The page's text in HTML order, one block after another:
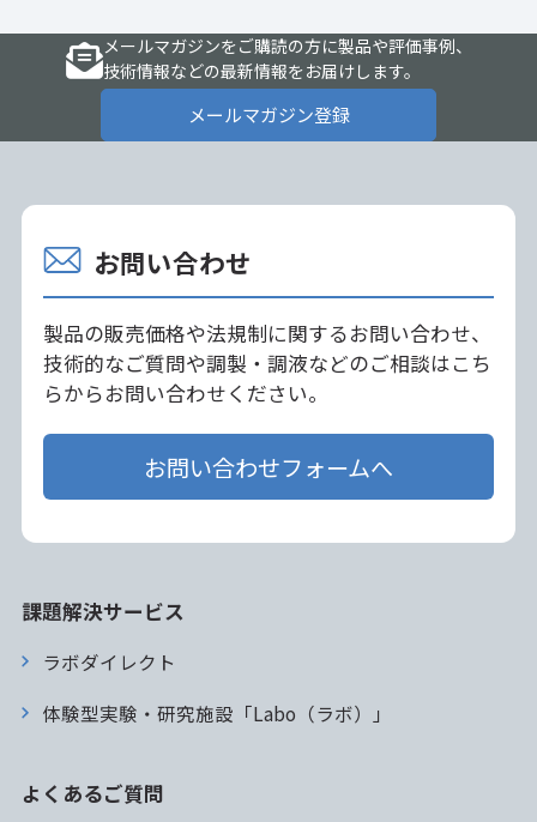
メールマガジンをご購読の方に製品や評価事例、
技術情報などの最新情報をお届けします。
メールマガジン登録
お問い合わせ
製品の販売価格や法規制に関するお問い合わせ、
技術的なご質問や調製・調液などのご相談はこち
らからお問い合わせください。
お問い合わせフォームへ
課題解決サービス
ラボダイレクト
体験型実験・研究施設「Labo（ラボ）」
よくあるご質問